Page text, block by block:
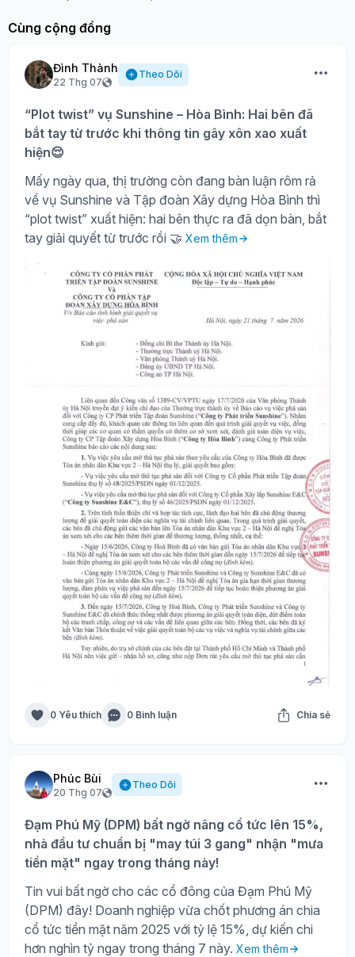
Cùng cộng đồng
Đình Thành
22 Thg 07
Theo Dõi
“Plot twist” vụ Sunshine – Hòa Bình: Hai bên đã
bắt tay từ trước khi thông tin gây xôn xao xuất
hiện😌
Mấy ngày qua, thị trường còn đang bàn luận rôm rả
về vụ Sunshine và Tập đoàn Xây dựng Hòa Bình thì
“plot twist” xuất hiện: hai bên thực ra đã dọn bàn, bắt
tay giải quyết từ trước rồi 🤝 Xem thêm
0 Yêu thích 0 Bình luận Chia sẻ
Phúc Bùi
20 Thg 07
Theo Dõi
Đạm Phú Mỹ (DPM) bất ngờ nâng cổ tức lên 15%,
nhà đầu tư chuẩn bị "may túi 3 gang" nhận "mưa
tiền mặt" ngay trong tháng này!
Tin vui bất ngờ cho các cổ đông của Đạm Phú Mỹ
(DPM) đây! Doanh nghiệp vừa chốt phương án chia
cổ tức tiền mặt năm 2025 với tỷ lệ 15%, dự kiến chi
hơn nghìn tỷ ngay trong tháng 7 này. Xem thêm